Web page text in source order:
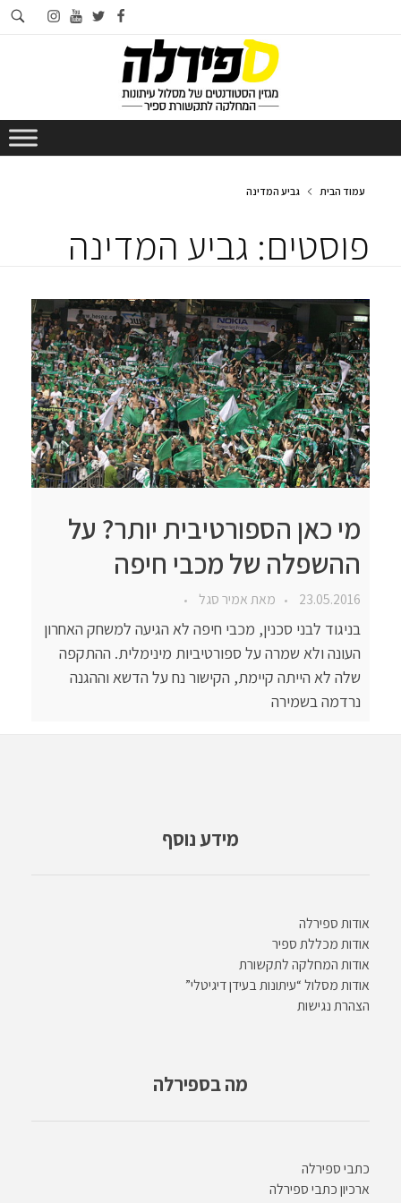
facebook
twitter
youtube
instagram
עמוד הבית גביע המדינה
פוסטים: גביע המדינה
מי כאן הספורטיבית יותר? על
ההשפלה של מכבי חיפה
23.05.2016 מאתאמיר סגל
בניגוד לבני סכנין, מכבי חיפה לא הגיעה למשחק האחרון
העונה ולא שמרה על ספורטיביות מינימלית. ההתקפה
שלה לא הייתה קיימת, הקישור נח על הדשא וההגנה
נרדמה בשמירה
מידע נוסף
אודות ספירלה
אודות מכללת ספיר
אודות המחלקה לתקשורת
אודות מסלול “עיתונות בעידן דיגיטלי”
הצהרת נגישות
מה בספירלה
כתבי ספירלה
ארכיון כתבי ספירלה